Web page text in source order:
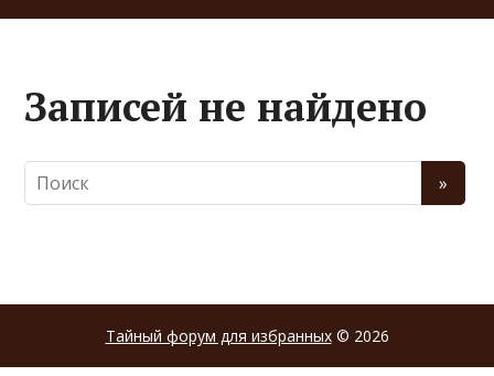
Записей не найдено
Тайный форум для избранных© 2026